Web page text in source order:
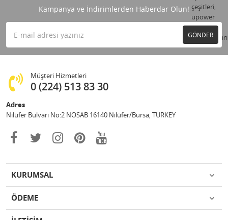
Kampanya ve İndirimlerden Haberdar Olun!
GÖNDER
Müşteri Hizmetleri
0 (224) 513 83 30
Adres
Nilüfer Bulvarı No:2 NOSAB 16140 Nilüfer/Bursa, TURKEY
KURUMSAL
ÖDEME